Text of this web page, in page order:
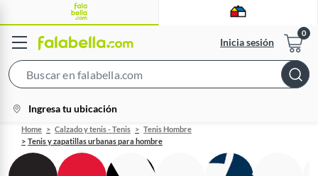
Inicia sesión
Bar
location-
icon
Ingresa tu ubicación
Home Calzado y tenis - Tenis
Tenis Hombre
Tenis y zapatillas urbanas para hombre